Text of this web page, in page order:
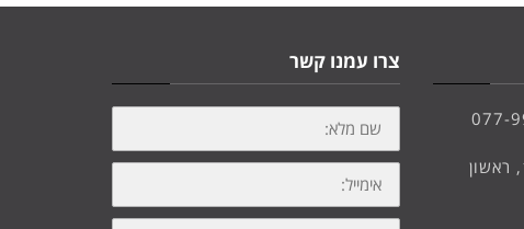
077-
רח' דוד סחרוב 10, ראשון
צרו עמנו קשר
שם
מלא:
אימייל:
טלפון: